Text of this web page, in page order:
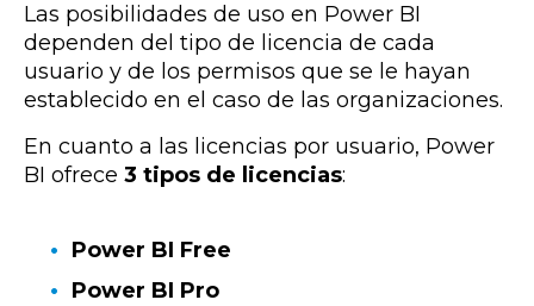
Las posibilidades de uso en Power BI
dependen del tipo de licencia de cada
usuario y de los permisos que se le hayan
establecido en el caso de las organizaciones.
En cuanto a las licencias por usuario, Power
BI ofrece 3 tipos de licencias:
Power BI Free
Power BI Pro